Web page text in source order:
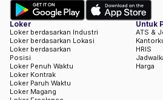
Loker
Loker berdasarkan Industri
Loker berdasarkan Lokasi
Loker berdasarkan
Posisi
Loker Penuh Waktu
Loker Kontrak
Loker Paruh Waktu
Loker Magang
Untuk
ATS &
HRIS
Harga